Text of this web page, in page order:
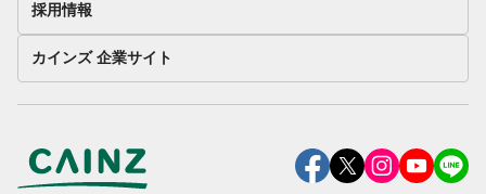
採用情報
カインズ 企業サイト